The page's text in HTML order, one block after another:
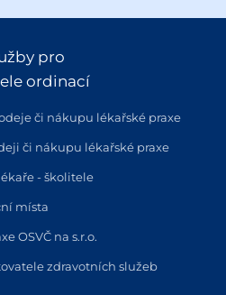
pro
ordinací
či nákupu lékařské praxe
či nákupu lékařské praxe
- školitele
místa
OSVČ na s.r.o.
zdravotních služeb